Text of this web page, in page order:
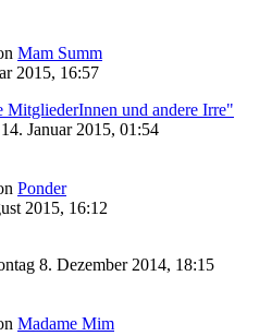
Mam Summ
2015, 16:57
und andere Irre"
Januar 2015, 01:54
Ponder
2015, 16:12
8. Dezember 2014, 18:15
Madame Mim